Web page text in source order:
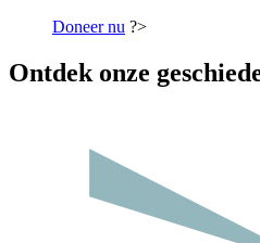
Doneer nu ?>
Ontdek onze